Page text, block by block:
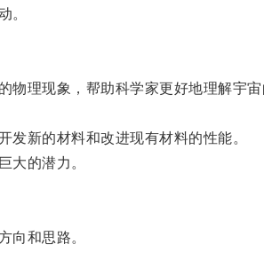
。
理现象，帮助科学家更好地理解宇宙
新的材料和改进现有材料的性能。
的潜力。
和思路。